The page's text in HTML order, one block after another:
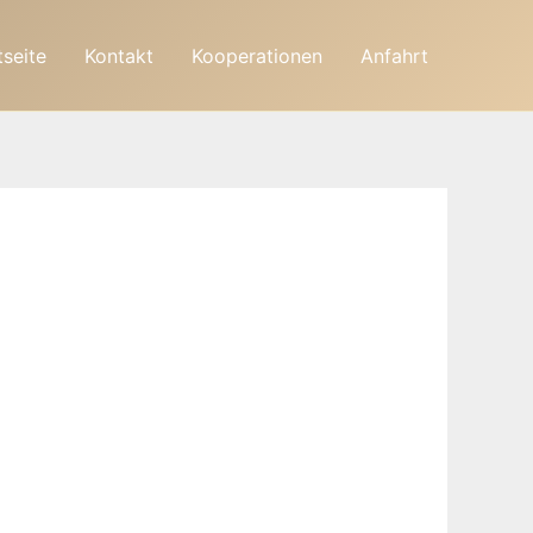
Kontakt Kooperationen Anfahrt